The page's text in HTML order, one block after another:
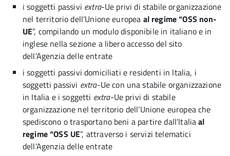
i soggetti passivi extra-Ue privi di stabile organizzazione
nel territorio dell’Unione europea al regime “OSS non-
UE”, compilando un modulo disponibile in italiano e in
inglese nella sezione a libero accesso del sito
dell’Agenzia delle entrate
i soggetti passivi domiciliati e residenti in Italia, i
soggetti passivi extra-Ue con una stabile organizzazione
in Italia e i soggetti extra-Ue privi di stabile
organizzazione nel territorio dell’Unione europea che
spediscono o trasportano beni a partire dall’Italiaal
regime “OSS UE”, attraverso i servizi telematici
dell’Agenzia delle entrate